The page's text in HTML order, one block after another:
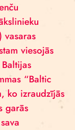
vasaras
viesojās
“Baltic
ko izraudzījās
garās